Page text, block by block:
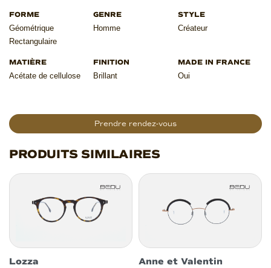
Géométrique
Rectangulaire
Homme Créateur
Acétate de cellulose Brillant Oui
Prendre rendez-vous
PRODUITS SIMILAIRES
Lozza Anne et Valentin